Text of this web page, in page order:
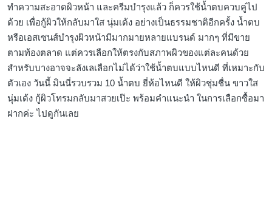
ทำความสะอาดผิวหน้า และครีมบำรุงแล้ว ก็ควรใช้น้ำตบควบคู่ไป
ด้วย เพื่อกู้ผิวให้กลับมาใส นุ่มเด้ง อย่างเป็นธรรมชาติอีกครั้ง น้ำตบ
หรือเอสเซนส์บำรุงผิวหน้ามีมากมายหลายแบรนด์ มากๆ ที่มีขาย
ตามท้องตลาด แต่ควรเลือกให้ตรงกับสภาพผิวของแต่ละคนด้วย
สำหรับบางอาจจะลังเลเลือกไม่ได้ว่าใช้น้ำตบแบบไหนดี ที่เหมาะกับ
ตัวเอง วันนี้ มินนี่รวบรวม 10 น้ำตบ ยี่ห้อไหนดี ให้ผิวชุ่มชื่น ขาวใส
นุ่มเด้ง กู้ผิวโทรมกลับมาสวยเป๊ะ พร้อมคำแนะนำ ในการเลือกซื้อมา
ฝากค่ะ ไปดูกันเลย